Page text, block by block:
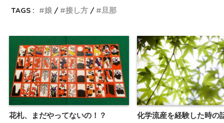
TAGS :
娘 接し方 旦那
花札、まだやってないの！？ 化学流産を経験した時の